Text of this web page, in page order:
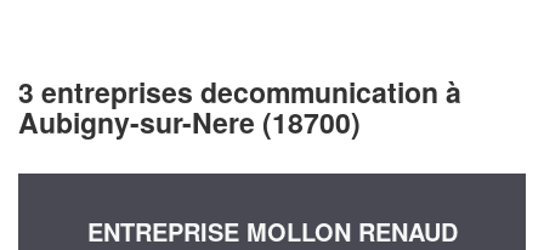
3 entreprises decommunication à
Aubigny-sur-Nere (18700)
ENTREPRISE MOLLON RENAUD